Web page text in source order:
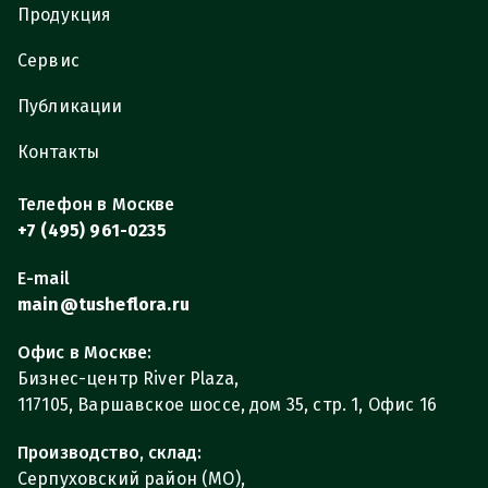
Продукция
Сервис
Публикации
Контакты
Телефон в Москве
+7 (495) 961-0235
E-mail
main@tusheflora.ru
Офис в Москве:
Бизнес-центр River Plaza,
117105, Варшавское шоссе, дом 35, стр. 1, Офис 16
Производство, склад:
Серпуховский район (МО),